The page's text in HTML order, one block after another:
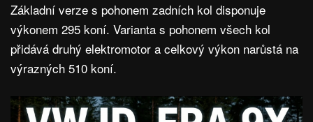
Základní verze s pohonem zadních kol disponuje
výkonem 295 koní. Varianta s pohonem všech kol
přidává druhý elektromotor a celkový výkon narůstá na
výrazných 510 koní.